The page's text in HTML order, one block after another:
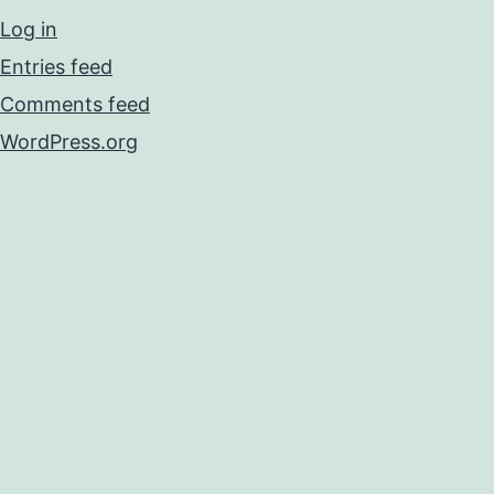
Log in
Entries feed
Comments feed
WordPress.org